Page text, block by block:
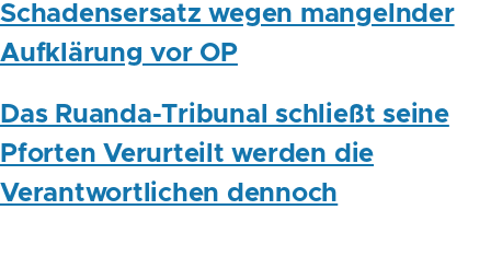
Schadensersatz wegen mangelnder
Aufklärung vor OP
Das Ruanda-Tribunal schließt seine
Pforten Verurteilt werden die
Verantwortlichen dennoch